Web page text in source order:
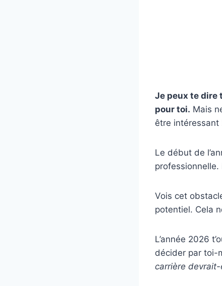
Je peux te dire
pour toi. Mais
être intéressant
Le début de
Vois cet
potentiel. Cela
L’année 2026
décider par toi-
carrière